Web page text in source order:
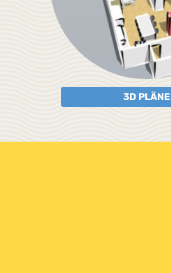
3D PLÄNE